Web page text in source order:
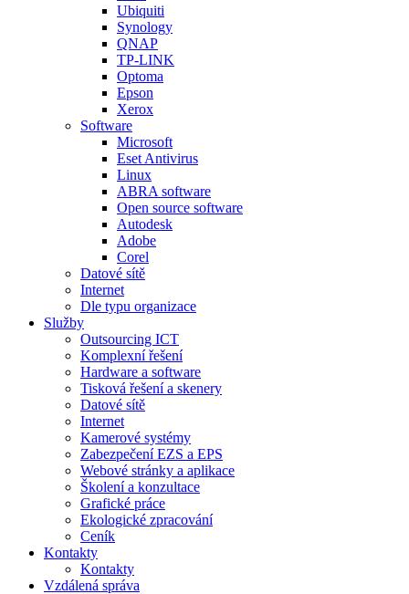
Ubiquiti
Synology
QNAP
TP-LINK
Optoma
Epson
Xerox
Software
Microsoft
Eset Antivirus
Linux
ABRA software
Open source software
Autodesk
Adobe
Corel
Datové sítě
Internet
Dle typu organizace
Služby
Outsourcing ICT
Komplexní řešení
Hardware a software
Tisková řešení a skenery
Datové sítě
Internet
Kamerové systémy
Zabezpečení EZS a EPS
Webové stránky a aplikace
Školení a konzultace
Grafické práce
Ekologické zpracování
Ceník
Kontakty
Kontakty
Vzdálená správa